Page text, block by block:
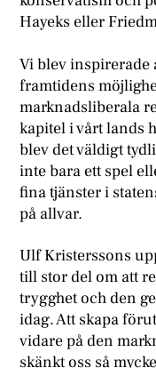
Hayeks eller
Vi blev inspirerade
framtidens
marknadsliberala
kapitel i vårt lands
blev det väldigt
inte bara ett spel
fina tjänster i
på allvar.
Ulf Kristerssons
till stor del om att
trygghet och den
idag. Att skapa
vidare på den
skänkt oss så